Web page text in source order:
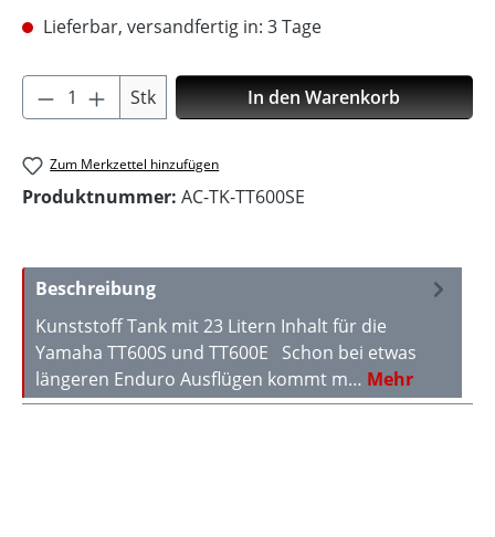
Lieferbar, versandfertig in: 3 Tage
Produkt Anzahl: Gib den gewünschten
Stk In den Warenkorb
Zum Merkzettel hinzufügen
Produktnummer: AC-TK-TT600SE
Beschreibung
Kunststoff Tank mit 23 Litern Inhalt für die
Yamaha TT600S und TT600E Schon bei etwas
längeren Enduro Ausflügen kommt m… Mehr